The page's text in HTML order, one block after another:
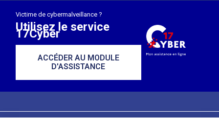
Victime de cybermalveillance ?
Utilisez le service
17Cyber
ACCÉDER AU MODULE
D'ASSISTANCE